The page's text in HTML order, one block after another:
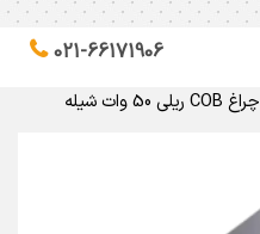
021-66171906
چراغ COB ریلی 50 وات شیله